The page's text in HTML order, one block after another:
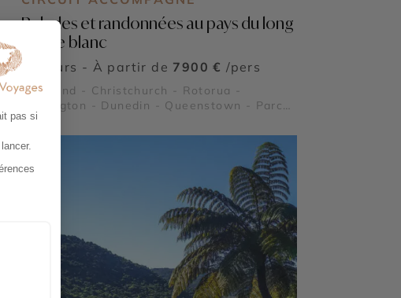
Balades et randonnées au pays du long
nuage blanc
21 jours - À partir de 7900 € /pers
Auckland - Christchurch - Rotorua -
Wellington - Dunedin - Queenstown - Parc
National du Tongariro - Parc National Abel
Tasman - Lac Te Anau - Fjord Milford Sound
- Lac Wanaka - Mont Cook